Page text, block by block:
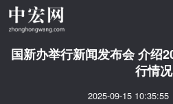
国新办举行新闻发布会 介绍
行情况
2025-09-15 10:35:55